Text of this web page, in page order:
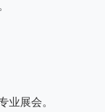
业展会。